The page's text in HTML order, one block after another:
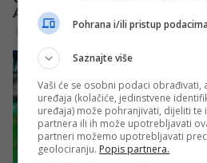
Pohrana i/ili pristup
Saznajte više
Vaši će se osobni podaci obrađivati,
uređaja (kolačiće, jedinstvene
uređaja) može pohranjivati, dijeliti te
partnera ili ih može upotrebljavati
partneri možemo upotrebljavati
geolociranju. Popis partnera.